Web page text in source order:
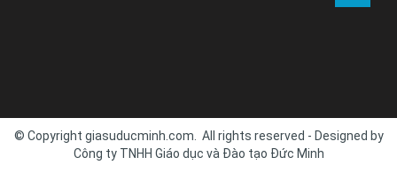
© Copyright giasuducminh.com. All rights reserved - Designed by
Công ty TNHH Giáo dục và Đào tạo Đức Minh